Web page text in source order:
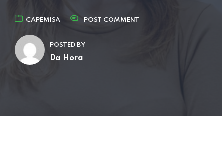
CAPEMISA POST COMMENT
POSTED BY
Da Hora